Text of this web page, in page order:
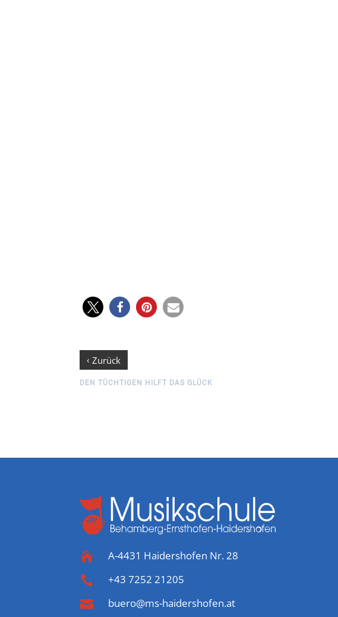
‹ Zurück
DEN TÜCHTIGEN HILFT DAS GLÜCK
 A-4431 Haidershofen Nr. 28
 +43 7252 21205
 buero@ms-haidershofen.at